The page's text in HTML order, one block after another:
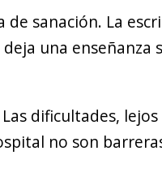
sanación. La
una
dificultades,
no son